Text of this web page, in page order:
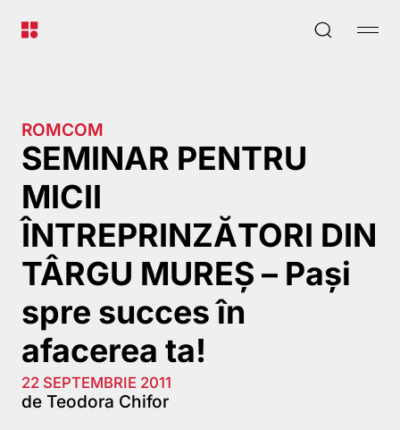
ROMCOM
SEMINAR PENTRU
MICII
ÎNTREPRINZĂTORI DIN
TÂRGU MUREŞ – Paşi
spre succes în
afacerea ta!
22 SEPTEMBRIE 2011
de Teodora Chifor